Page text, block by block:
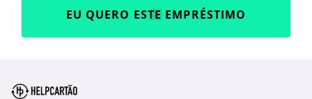
EU QUERO ESTE EMPRÉSTIMO